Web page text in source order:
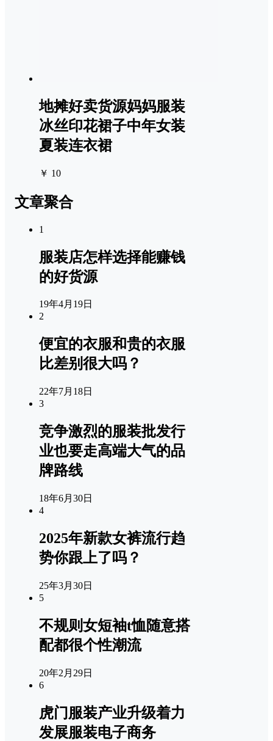
地摊好卖货源妈妈服装
冰丝印花裙子中年女装
夏装连衣裙
￥ 10
文章聚合
1
服装店怎样选择能赚钱
的好货源
19年4月19日
2
便宜的衣服和贵的衣服
比差别很大吗？
22年7月18日
3
竞争激烈的服装批发行
业也要走高端大气的品
牌路线
18年6月30日
4
2025年新款女裤流行趋
势你跟上了吗？
25年3月30日
5
不规则女短袖t恤随意搭
配都很个性潮流
20年2月29日
6
虎门服装产业升级着力
发展服装电子商务